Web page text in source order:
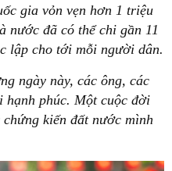
gia vỏn vẹn hơn 1 triệu
nước đã có thể chi gần 11
lập cho tới mỗi người dân.
ngày này, các ông, các
hạnh phúc. Một cuộc đời
kiến đất nước mình